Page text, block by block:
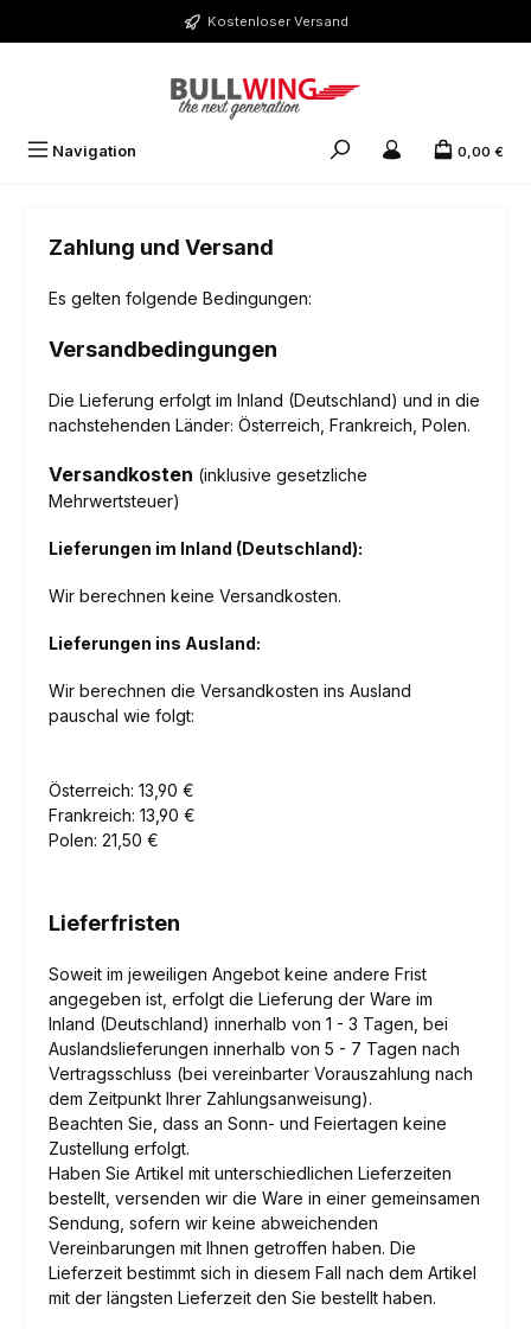
Zum Hauptinhalt springen Kostenloser Versand
Navigation 0,00 €
Zahlung und Versand
Es gelten folgende Bedingungen:
Versandbedingungen
Die Lieferung erfolgt im Inland (Deutschland) und in die
nachstehenden Länder: Österreich, Frankreich, Polen.
Versandkosten (inklusive gesetzliche
Mehrwertsteuer)
Lieferungen im Inland (Deutschland):
Wir berechnen keine Versandkosten.
Lieferungen ins Ausland:
Wir berechnen die Versandkosten ins Ausland
pauschal wie folgt:
Österreich: 13,90 €
Frankreich: 13,90 €
Polen: 21,50 €
Lieferfristen
Soweit im jeweiligen Angebot keine andere Frist
angegeben ist, erfolgt die Lieferung der Ware im
Inland (Deutschland) innerhalb von 1 - 3 Tagen, bei
Auslandslieferungen innerhalb von 5 - 7 Tagen nach
Vertragsschluss (bei vereinbarter Vorauszahlung nach
dem Zeitpunkt Ihrer Zahlungsanweisung).
Beachten Sie, dass an Sonn- und Feiertagen keine
Zustellung erfolgt.
Haben Sie Artikel mit unterschiedlichen Lieferzeiten
bestellt, versenden wir die Ware in einer gemeinsamen
Sendung, sofern wir keine abweichenden
Vereinbarungen mit Ihnen getroffen haben. Die
Lieferzeit bestimmt sich in diesem Fall nach dem Artikel
mit der längsten Lieferzeit den Sie bestellt haben.